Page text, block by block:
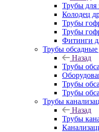
Трубы для
Колодец
Трубы
Трубы
Фитинги
Трубы обсадные
Назад
Трубы
Трубы
Трубы
Трубы
Назад
Трубы